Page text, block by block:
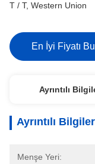
T / T, Western Union
En İyi Fiyatı
Ayrıntılı
Ayrıntılı Bilgiler
Menşe Yeri: